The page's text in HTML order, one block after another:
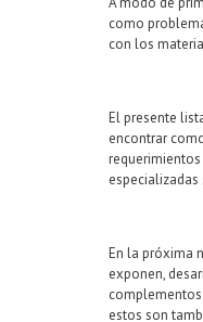
como
con los
El presente
encontrar
En la próxima
exponen,
estos son